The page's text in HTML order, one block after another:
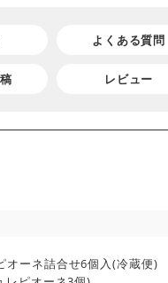
よくある質問
レビュー
オーネ詰合せ6個入(冷蔵便)